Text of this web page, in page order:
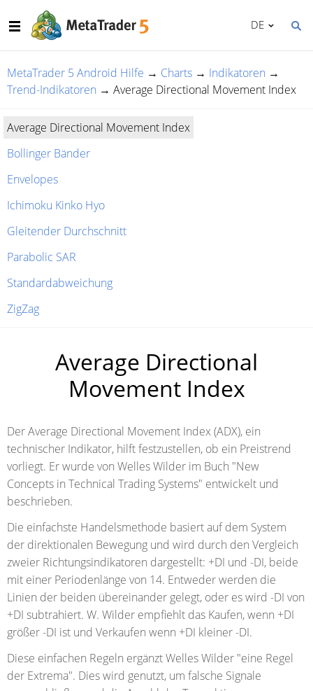
DE
MetaTrader 5 Android Hilfe → Charts → Indikatoren →
Trend-Indikatoren → Average Directional Movement Index
Average Directional Movement Index
Bollinger Bänder
Envelopes
Ichimoku Kinko Hyo
Gleitender Durchschnitt
Parabolic SAR
Standardabweichung
ZigZag
Average Directional
Movement Index
Der Average Directional Movement Index (ADX), ein
technischer Indikator, hilft festzustellen, ob ein Preistrend
vorliegt. Er wurde von Welles Wilder im Buch "New
Concepts in Technical Trading Systems" entwickelt und
beschrieben.
Die einfachste Handelsmethode basiert auf dem System
der direktionalen Bewegung und wird durch den Vergleich
zweier Richtungsindikatoren dargestellt: +DI und -DI, beide
mit einer Periodenlänge von 14. Entweder werden die
Linien der beiden übereinander gelegt, oder es wird -DI von
+DI subtrahiert. W. Wilder empfiehlt das Kaufen, wenn +DI
größer -DI ist und Verkaufen wenn +DI kleiner -DI.
Diese einfachen Regeln ergänzt Welles Wilder "eine Regel
der Extrema". Dies wird genutzt, um falsche Signale